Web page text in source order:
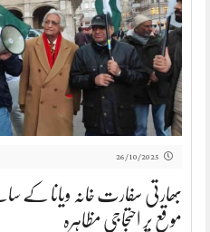
26/10/2025
موقع پر احتجاجی مظاہرہ